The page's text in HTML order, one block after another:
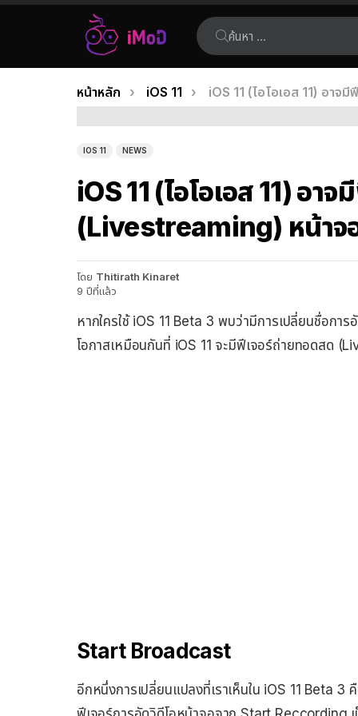
ค้นหา:
เรื่อง
ล่าสุด
คุณอยู่ที่นี่:
หน้าหลัก iOS 11 iOS 11 (ไอโอเอส 11) อา
IOS 11 NEWS
iOS 11 (ไอโอเอส 11) อา
(Livestreaming) หน้า
โดย Thitirath Kinaret
9 ปีที่แล้ว
หากใครใช้ iOS 11 Beta 3 พบว่ามีการเปลี่ยนชื่อกา
โอกาสเหมือนกันที่ iOS 11 จะมีฟีเจอร์ถ่ายทอดสด
Start Broadcast
อีกหนึ่งการเปลี่ยนแปลงที่เราเห็นใน iOS 11 Beta